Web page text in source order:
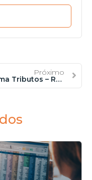
Próximo
Sistema Tributos – Release 21.12.28